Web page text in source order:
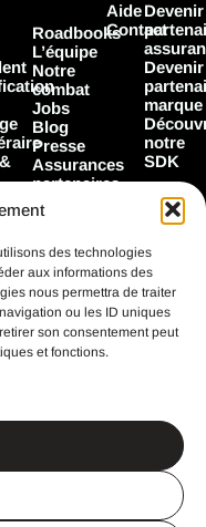
des technologies
aux informations des
nous permettra de traiter
ou les ID uniques
son consentement peut
et fonctions.
Toutes les
Roadbooks
L’équipe
Notre
combat
Jobs
Blog
Presse
Assurances
partenaires
Marques
partenaires
Aide
Contact
Devenir
Devenir
marque
notre
SDK
Search Button